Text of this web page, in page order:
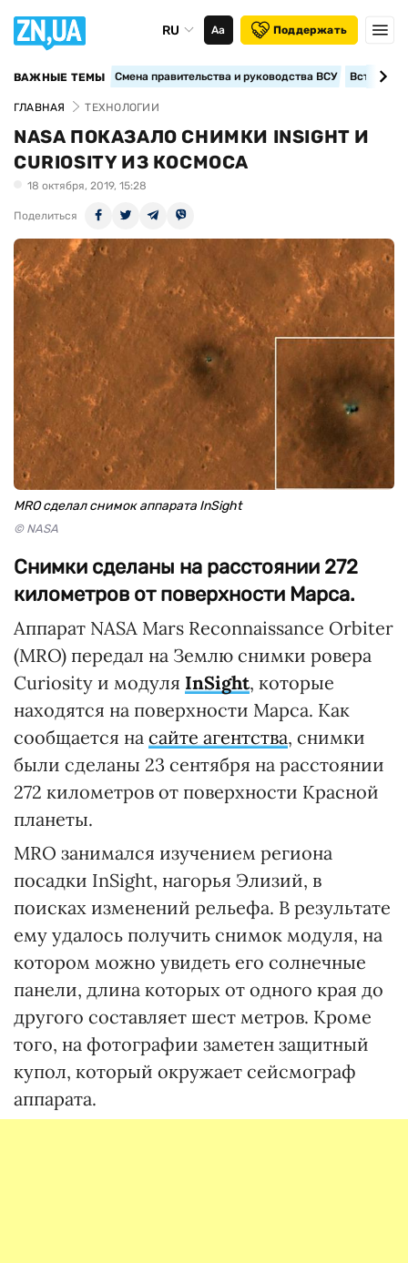
RU Аа Поддержать
ВАЖНЫЕ ТЕМЫ Смена правительства и руководства ВСУ
ГЛАВНАЯ ТЕХНОЛОГИИ
NASA ПОКАЗАЛО СНИМКИ INSIGHT И
CURIOSITY ИЗ КОСМОСА
18 октября, 2019, 15:28
Поделиться
MRO сделал снимок аппарата InSight
© NASA
Снимки сделаны на расстоянии 272
километров от поверхности Марса.
Аппарат NASA Mars Reconnaissance Orbiter
(MRO) передал на Землю снимки ровера
Curiosity и модуля InSight, которые
находятся на поверхности Марса. Как
сообщается на сайте агентства, снимки
были сделаны 23 сентября на расстоянии
272 километров от поверхности Красной
планеты.
MRO занимался изучением региона
посадки InSight, нагорья Элизий, в
поисках изменений рельефа. В результате
ему удалось получить снимок модуля, на
котором можно увидеть его солнечные
панели, длина которых от одного края до
другого составляет шест метров. Кроме
того, на фотографии заметен защитный
купол, который окружает сейсмограф
аппарата.